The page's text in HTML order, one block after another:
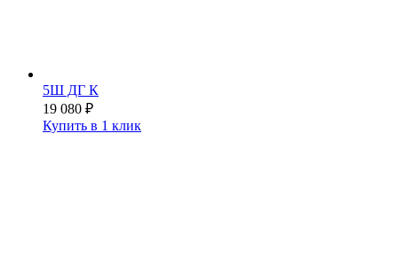
5Ш ДГ К
19 080 ₽
Купить в 1 клик